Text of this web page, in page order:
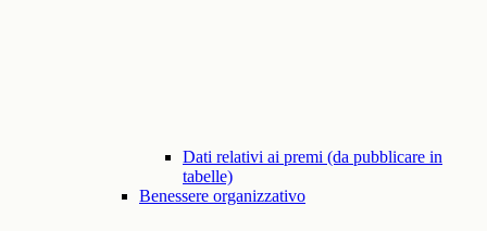
Dati relativi ai premi (da pubblicare in
tabelle)
Benessere organizzativo